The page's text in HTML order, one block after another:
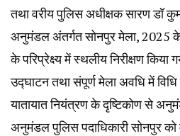
तथा वरीय पुलिस अधीक्षक सारण डॉ
अनुमंडल अंतर्गत सोनपुर मेला, 2025
के परिप्रेक्ष्य में स्थलीय निरीक्षण
उद्घाटन तथा संपूर्ण मेला अवधि में
यातायात नियंत्रण के दृष्टिकोण से
अनुमंडल पुलिस पदाधिकारी सोनपुर को